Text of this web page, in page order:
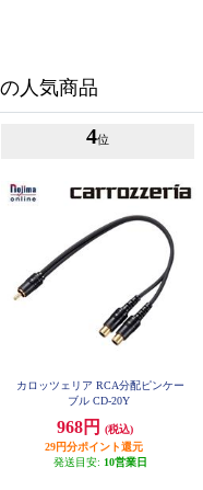
人気商品
4位
カロッツェリア RCA分配ピンケー
ブル CD-20Y
968円
(税込)
29円分ポイント還元
発送目安: 10営業日